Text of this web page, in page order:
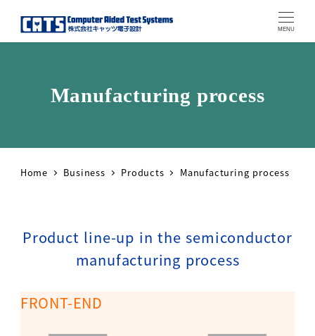
MENU
Manufacturing process
Home Business Products Manufacturing process
Product line-up in the semiconductor
manufacturing process
FRONT-END